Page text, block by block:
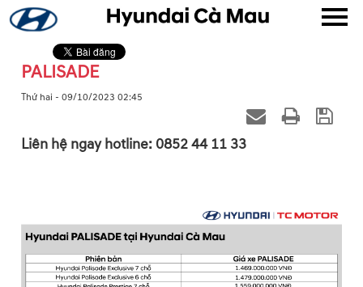
PALISADE
Thứ hai - 09/10/2023 02:45
Liên hệ ngay hotline: 0852 44 11 33